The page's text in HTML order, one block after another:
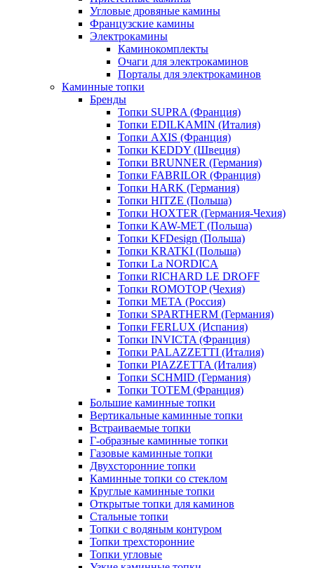
Угловые дровяные камины
Французские камины
Электрокамины
Каминокомплекты
Очаги для электрокаминов
Порталы для электрокаминов
Каминные топки
Бренды
Топки SUPRA (Франция)
Топки EDILKAMIN (Италия)
Топки AXIS (Франция)
Топки KEDDY (Швеция)
Топки BRUNNER (Германия)
Топки FABRILOR (Франция)
Топки HARK (Германия)
Топки HITZE (Польша)
Топки HOXTER (Германия-Чехия)
Топки KAW-MET (Польша)
Топки KFDesign (Польша)
Топки KRATKI (Польша)
Топки La NORDICA
Топки RICHARD LE DROFF
Топки ROMOTOP (Чехия)
Топки МЕТА (Россия)
Топки SPARTHERM (Германия)
Топки FERLUX (Испания)
Топки INVICTA (Франция)
Топки PALAZZETTI (Италия)
Топки PIAZZETTA (Италия)
Топки SCHMID (Германия)
Топки TOTEM (Франция)
Большие каминные топки
Вертикальные каминные топки
Встраиваемые топки
Г-образные каминные топки
Газовые каминные топки
Двухсторонние топки
Каминные топки со стеклом
Круглые каминные топки
Открытые топки для каминов
Стальные топки
Топки с водяным контуром
Топки трехсторонние
Топки угловые